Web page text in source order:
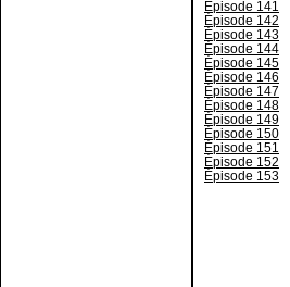
Épisode 141
Épisode 142
Épisode 143
Épisode 144
Épisode 145
Épisode 146
Épisode 147
Épisode 148
Épisode 149
Épisode 150
Épisode 151
Épisode 152
Épisode 153